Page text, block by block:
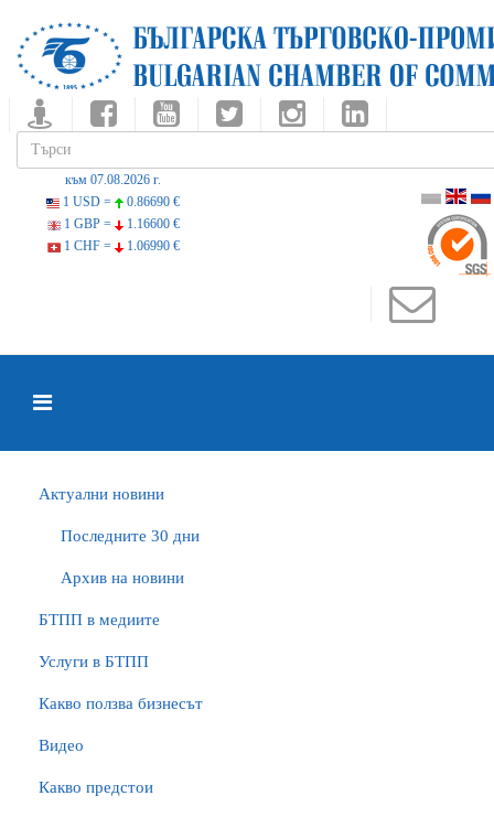
към 07.08.2026 г.
1 USD =
0.86690 €
1 GBP =
1.16600 €
1 CHF =
1.06990 €
Актуални новини
Последните 30 дни
Архив на новини
БTПП в медиите
Услуги в БТПП
Какво ползва бизнесът
Видео
Какво предстои